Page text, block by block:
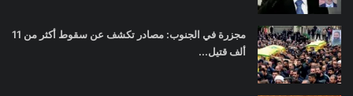
مجزرة في الجنوب: مصادر تكشف عن سقوط أكثر من 11
ألف قتيل...